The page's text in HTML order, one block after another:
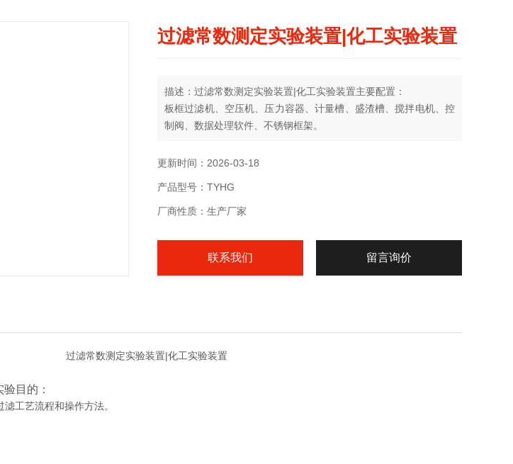
过滤常数测定实验装置|化工实验装置
描述：过滤常数测定实验装置|化工实验装置主要配置：
板框过滤机、空压机、压力容器、计量槽、盛渣槽、搅拌电机、控
制阀、数据处理软件、不锈钢框架。
更新时间：2026-03-18
产品型号：TYHG
厂商性质：生产厂家
联系我们 留言询价
过滤常数测定实验装置|化工实验装置
验目的：
工艺流程和操作方法。